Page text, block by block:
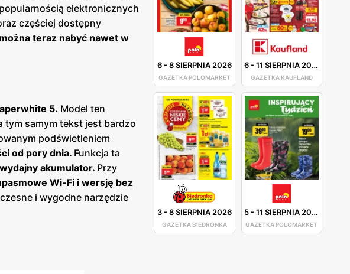
6-8 SIERPNIA 2026
GAZETKA POLOMARKET
6-11 SIERPNIA 2026
GAZETKA KAUFLAND
3-8 SIERPNIA 2026
GAZETKA BIEDRONKA
5-11 SIERPNIA 2026
GAZETKA POLOMARKET
elektronicznych
częściej dostępny
teraz nabyć nawet w
5. Model ten
tym samym tekst jest bardzo
podświetleniem
od pory dnia. Funkcja ta
akumulator. Przy
Wi-Fi i wersję bez
i wygodne narzędzie